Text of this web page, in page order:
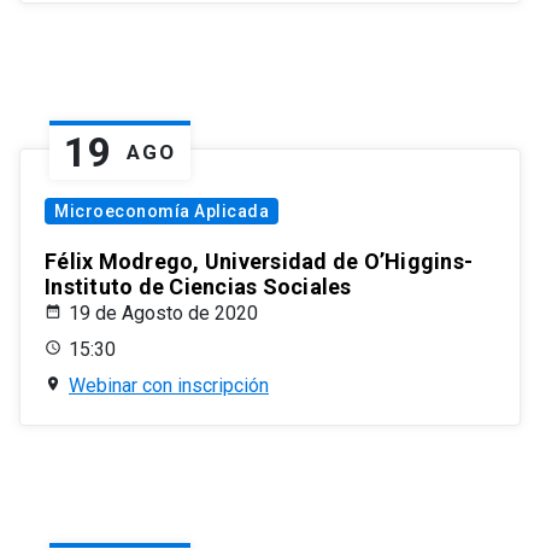
19 AGO
Microeconomía Aplicada
Félix Modrego, Universidad de O’Higgins-
Instituto de Ciencias Sociales
19 de Agosto de 2020
15:30
Webinar con inscripción